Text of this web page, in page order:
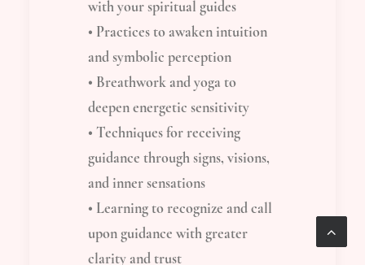
with your spiritual guides
• Practices to awaken intuition
and symbolic perception
• Breathwork and yoga to
deepen energetic sensitivity
• Techniques for receiving
guidance through signs, visions,
and inner sensations
• Learning to recognize and call
upon guidance with greater
clarity and trust